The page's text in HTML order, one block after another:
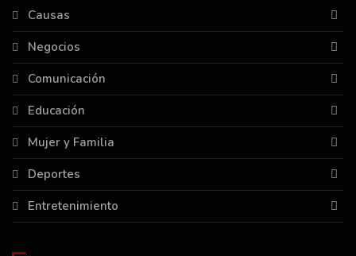
Causas
Negocios
Comunicación
Educación
Mujer y Familia
Deportes
Entretenimiento